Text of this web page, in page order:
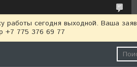
сегодня выходной. Ваша
+7 775 376 69 77